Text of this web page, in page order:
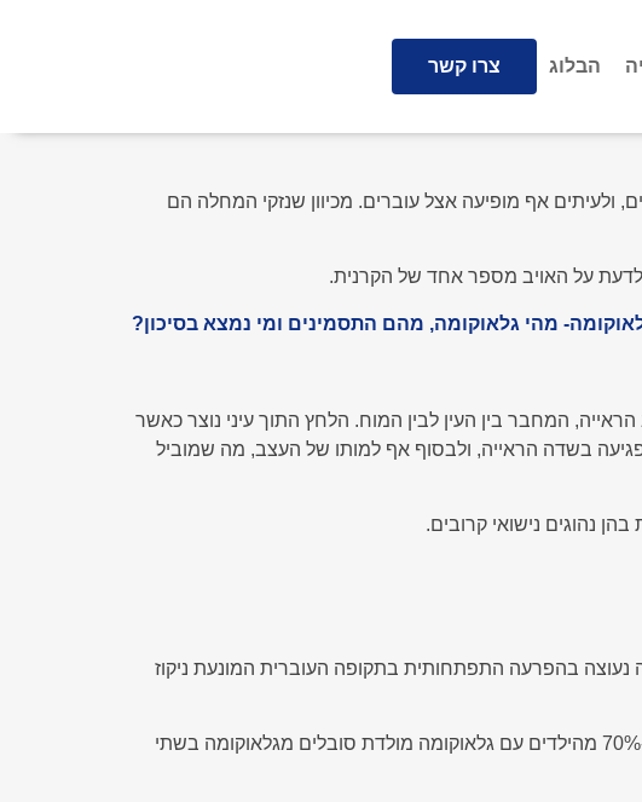
הבלוג צרו קשר
ולעיתים אף מופיעה אצל עוברים. מכיוון שנזקי המחלה הם
לדעת על האויב מספר אחד של הקרנית.
מהי גלאוקומה, מהם התסמינים ומי נמצא בסיכון?
המחבר בין העין לבין המוח. הלחץ התוך עיני נוצר כאשר
בשדה הראייה, ולבסוף אף למותו של העצב, מה שמוביל
נהוגים נישואי קרובים.
נעוצה בהפרעה התפתחותית בתקופה העוברית המונעת ניקוז
גלאוקומה מולדת מופיעה אצל תינוק אחד מתוך 10 אלפים לידות ושכיחותה עולה כאשר ישנם נישואי קרובים. כ-70% מהילדים עם גלאוקומה מולדת סובלים מגלאוקומה בשתי